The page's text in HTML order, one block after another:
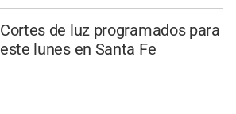
Cortes de luz programados para
este lunes en Santa Fe